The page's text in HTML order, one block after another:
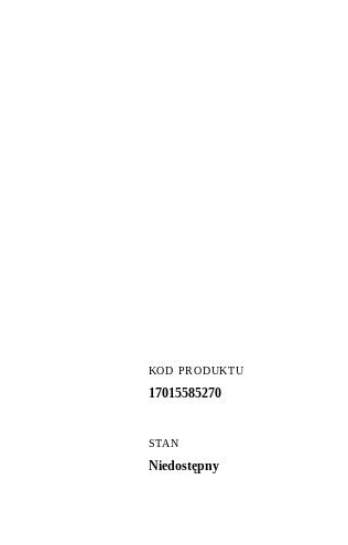
KOD PRODUKTU
17015585270
STAN
Niedostępny